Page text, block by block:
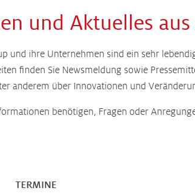
und Aktuelles
und ihre Unternehmen sind ein sehr
finden Sie Newsmeldung sowie
anderem über Innovationen und
benötigen, Fragen oder
TERMINE